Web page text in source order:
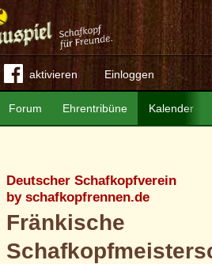
aktivieren Einloggen
Forum Ehrentribüne Kalender
Deutscher Schafkopfverein
by schafkopfrennen.de
Fränkische